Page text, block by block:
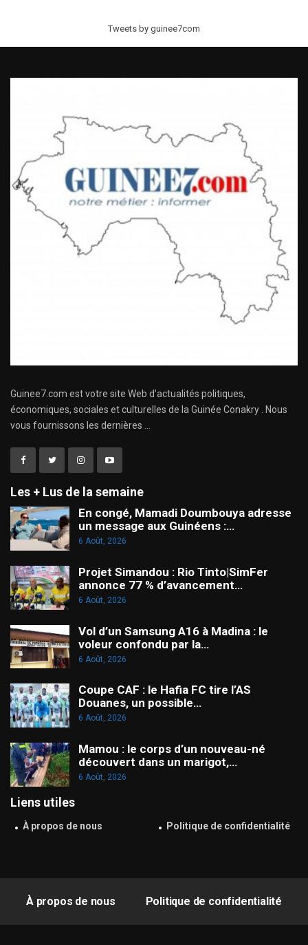
Tweets by guinee7com
Guinee7.com est votre site Web d'actualités politiques,
économiques, sociales et culturelles de la Guinée Conakry . Nous
vous fournissons les dernières ...
Les + Lus de la semaine
En congé, Mamadi Doumbouya adresse
un message aux Guinéens :…
6 Août, 2026
Projet Simandou : Rio Tinto|SimFer
annonce 77 % d’avancement…
6 Août, 2026
Vol d’un Samsung A16 à Madina : le
voleur confondu par la…
6 Août, 2026
Coupe CAF : le Hafia FC tire l’AS
Douanes, un possible…
6 Août, 2026
Mamou : le corps d’un nouveau-né
découvert dans un marigot,…
6 Août, 2026
Liens utiles
À propos de nous Politique de confidentialité
À propos de nous Politique de confidentialité